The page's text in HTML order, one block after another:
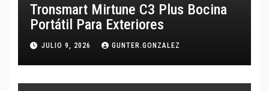
Tronsmart Mirtune C3 Plus Bocina
Portátil Para Exteriores
JULIO 9, 2026 GUNTER.GONZALEZ